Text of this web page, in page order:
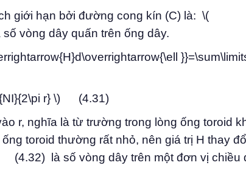
giới hạn bởi đường cong kín (C) là: \(
vòng dây quấn trên ống dây.
r} \) (4.31)
r, nghĩa là từ trường trong lòng ống toroid
toroid thường rất nhỏ, nên giá trị H thay
(4.32) là số vòng dây trên một đơn vị chiều